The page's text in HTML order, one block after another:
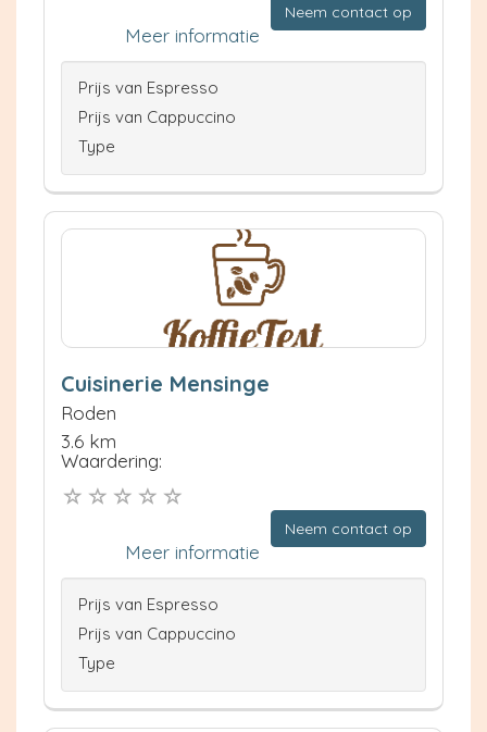
Neem contact op
Meer informatie
Prijs van Espresso
Prijs van Cappuccino
Type
Cuisinerie Mensinge
Roden
3.6 km
Waardering:
Neem contact op
Meer informatie
Prijs van Espresso
Prijs van Cappuccino
Type